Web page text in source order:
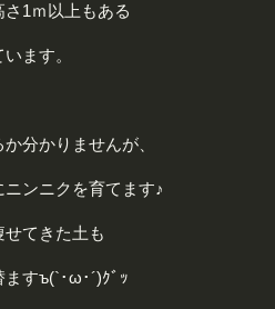
1ｍ以上もある
ます。
分かりませんが、
ンニクを育てます♪
てきた土も
すъ(`･ω･´)ｸﾞｯ